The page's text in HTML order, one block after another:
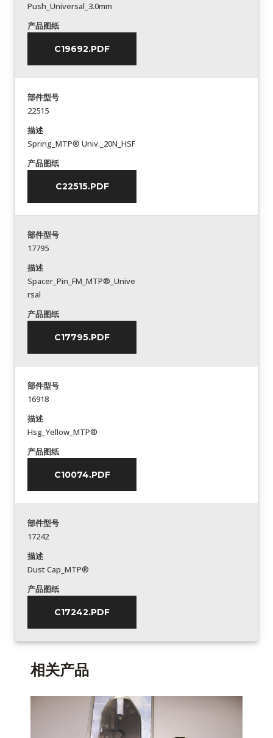
Push_Universal_3.0mm
产品图纸
C19692.PDF
部件型号
22515
描述
Spring_MTP® Univ._20N_HSF
产品图纸
C22515.PDF
部件型号
17795
描述
Spacer_Pin_FM_MTP®_Unive
rsal
产品图纸
C17795.PDF
部件型号
16918
描述
Hsg_Yellow_MTP®
产品图纸
C10074.PDF
部件型号
17242
描述
Dust Cap_MTP®
产品图纸
C17242.PDF
相关产品